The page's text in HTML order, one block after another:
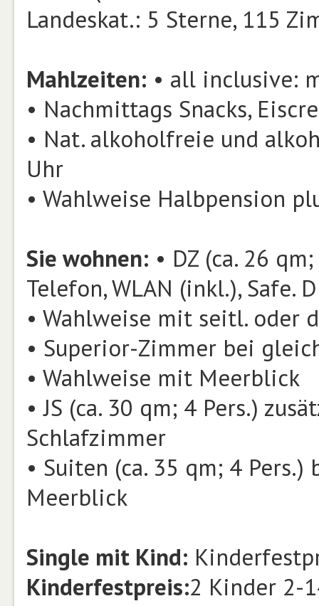
Landeskat.: 5 Sterne, 115
Mahlzeiten: • all inclusive:
• Nachmittags Snacks,
• Nat. alkoholfreie und
Uhr
• Wahlweise Halbpension
Sie wohnen: • DZ (ca. 26
Telefon, WLAN (inkl.), Safe.
• Wahlweise mit seitl. oder
• Superior-Zimmer bei
• Wahlweise mit Meerblick
• JS (ca. 30 qm; 4 Pers.)
Schlafzimmer
• Suiten (ca. 35 qm; 4
Meerblick
Single mit Kind:
Kinderfestpreis:2 Kinder 2-